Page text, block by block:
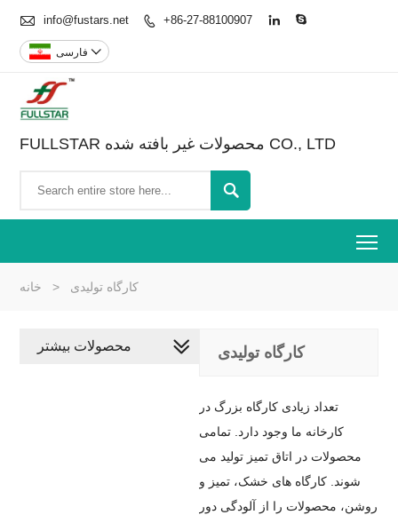
 info@fustars.net  +86-27-88100907  
فارسی 
FULLSTAR محصولات غیر بافته شده CO., LTD

خانه > کارگاه تولیدی
کارگاه تولیدی
تعداد زیادی کارگاه بزرگ در
کارخانه ما وجود دارد. تمامی
محصولات در اتاق تمیز تولید می
شوند. کارگاه های خشک، تمیز و
روشن، محصولات را از آلودگی دور
محصولات بیشتر